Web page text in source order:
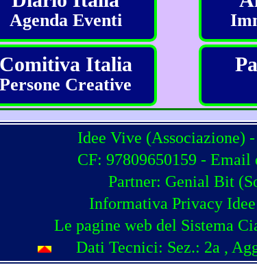
Agenda Eventi
Comitiva Italia
Persone Creative
Idee Vive (Associazione)
CF: 97809650159 -
Partner: Genial Bit(
Informativa Privacy
Le pagine web del Sistema
Dati Tecnici: Sez.: 2a ,